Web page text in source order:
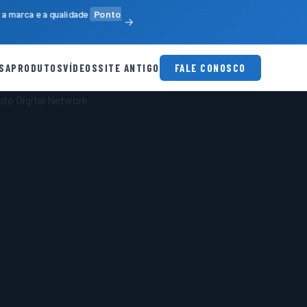
marca e a qualidade Ponto
PRODUTOSVÍDEOSSITE ANTIGO FALE CONOSCO